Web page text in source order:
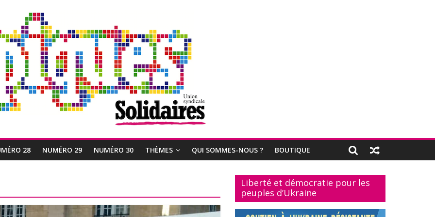
28 NUMÉRO 29 NUMÉRO 30 THÈMES QUI SOMMES-NOUS ? BOUTIQUE
Liberté et démocratie pour les
peuples d’Ukraine